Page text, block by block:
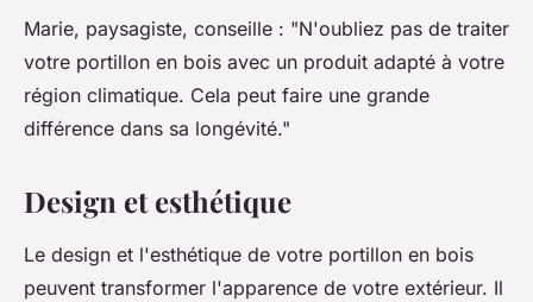
Marie, paysagiste, conseille : "N'oubliez pas de traiter
votre portillon en bois avec un produit adapté à votre
région climatique. Cela peut faire une grande
différence dans sa longévité."
Design et esthétique
Le design et l'esthétique de votre portillon en bois
peuvent transformer l'apparence de votre extérieur. Il